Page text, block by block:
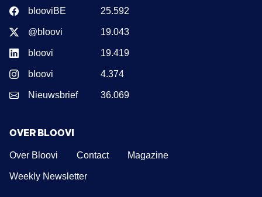
blooviBE 25.592
@bloovi 19.043
bloovi 19.419
bloovi 4.374
Nieuwsbrief 36.069
OVER BLOOVI
Over Bloovi Contact Magazine
Weekly Newsletter